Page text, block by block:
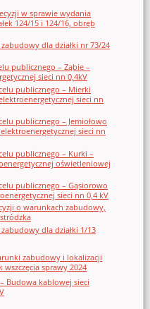
w sprawie wydania
124/15 i 124/16, obręb
dla działki nr 73/24
publicznego – Ząbie –
sieci nn 0,4kV
publicznego – Mierki
sieci nn
publicznego – Jemiołowo
sieci nn
publicznego – Kurki –
oświetleniowej
publicznego – Gąsiorowo
sieci nn 0,4 kV
o warunkach zabudowy,
dla działki 1/13
zabudowy i lokalizacji
sprawy 2024
Budowa kablowej sieci